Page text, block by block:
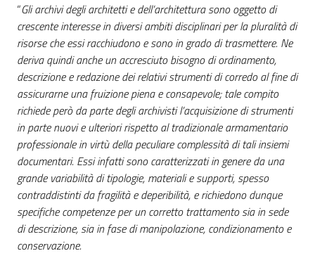
“Gli archivi degli architetti e dell’architettura sono oggetto di
crescente interesse in diversi ambiti disciplinari per la pluralità di
risorse che essi racchiudono e sono in grado di trasmettere. Ne
deriva quindi anche un accresciuto bisogno di ordinamento,
descrizione e redazione dei relativi strumenti di corredo al fine di
assicurarne una fruizione piena e consapevole; tale compito
richiede però da parte degli archivisti l’acquisizione di strumenti
in parte nuovi e ulteriori rispetto al tradizionale armamentario
professionale in virtù della peculiare complessità di tali insiemi
documentari. Essi infatti sono caratterizzati in genere da una
grande variabilità di tipologie, materiali e supporti, spesso
contraddistinti da fragilità e deperibilità, e richiedono dunque
specifiche competenze per un corretto trattamento sia in sede
di descrizione, sia in fase di manipolazione, condizionamento e
conservazione.